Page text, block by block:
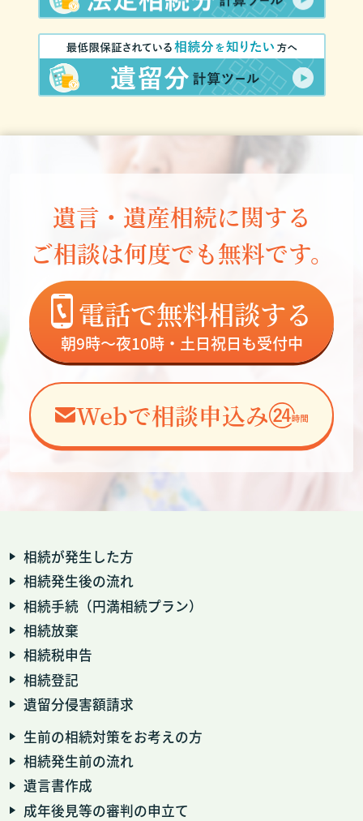
遺言・遺産相続に関する
ご相談は何度でも無料です。
電話で無料相談する
朝9時～夜10時・土日祝日も受付中
Webで相談申込み
相続が発生した方
相続発生後の流れ
相続手続（円満相続プラン）
相続放棄
相続税申告
相続登記
遺留分侵害額請求
生前の相続対策をお考えの方
相続発生前の流れ
遺言書作成
成年後見等の審判の申立て